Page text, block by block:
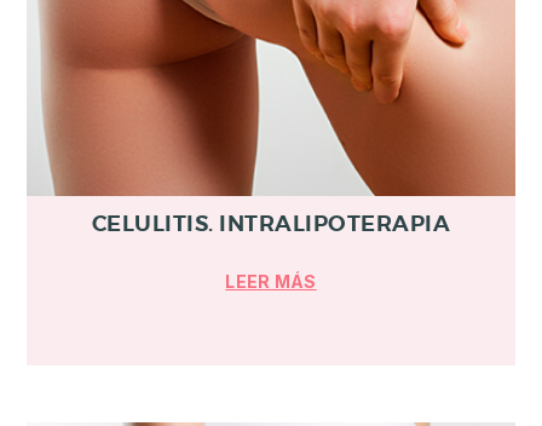
CELULITIS. INTRALIPOTERAPIA
LEER MÁS